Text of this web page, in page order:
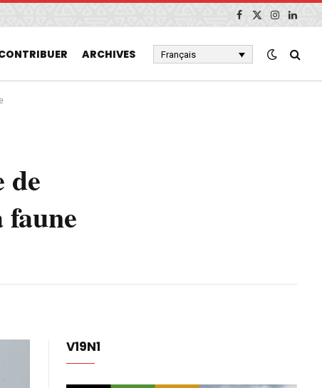
Facebook
X
Instagram
ARCHIVES Français
de
V19N1